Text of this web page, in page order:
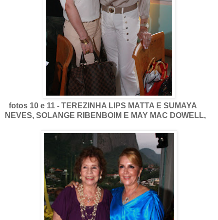
fotos 10 e 11 - TEREZINHA LIPS MATTA E SUMAYA
NEVES, SOLANGE RIBENBOIM E MAY MAC DOWELL,